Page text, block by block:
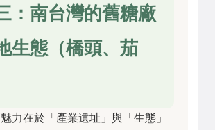
：南台灣的舊糖廠
生態（橋頭、茄
力在於「產業遺址」與「生態」